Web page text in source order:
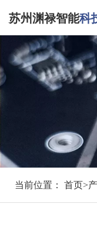
苏州渊禄智能科
当前位置： 首页>